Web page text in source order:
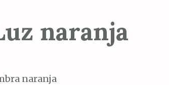
naranja
naranja